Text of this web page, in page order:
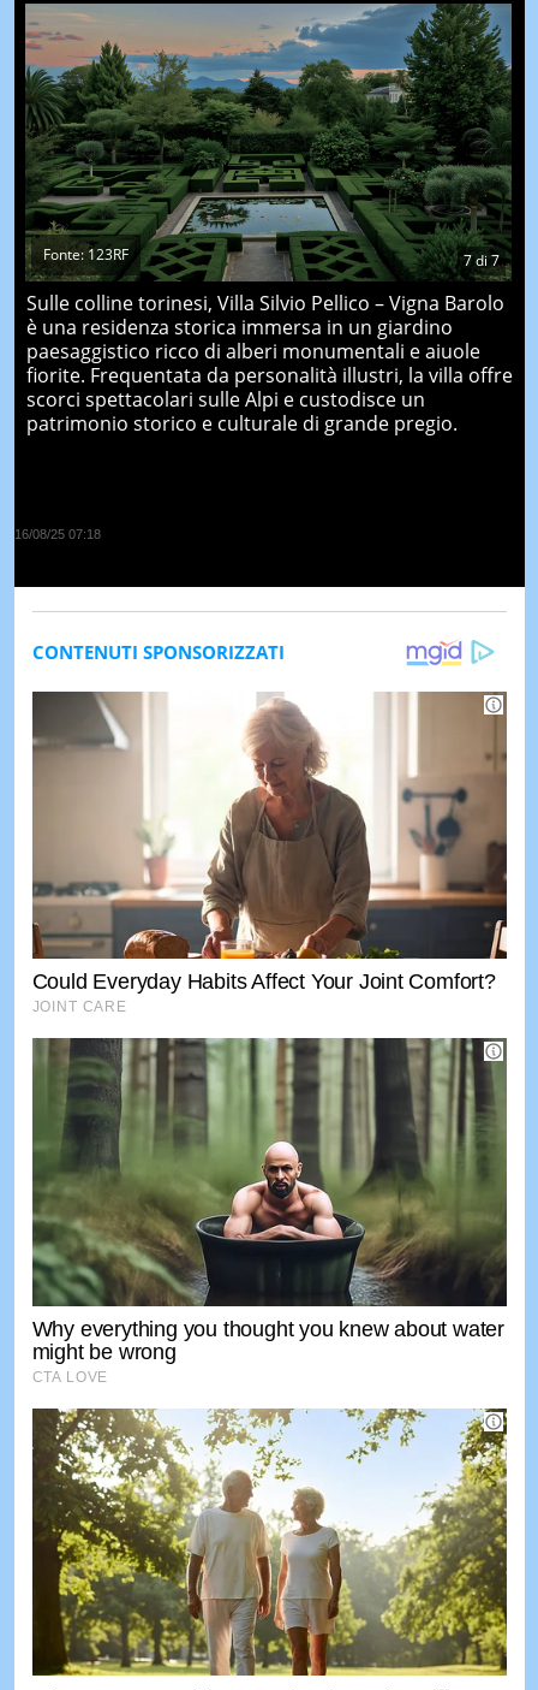
7di7
Fonte: 123RF
Sulle colline torinesi, Villa Silvio Pellico – Vigna Barolo
è una residenza storica immersa in un giardino
paesaggistico ricco di alberi monumentali e aiuole
fiorite. Frequentata da personalità illustri, la villa offre
scorci spettacolari sulle Alpi e custodisce un
patrimonio storico e culturale di grande pregio.
16/08/25 07:18